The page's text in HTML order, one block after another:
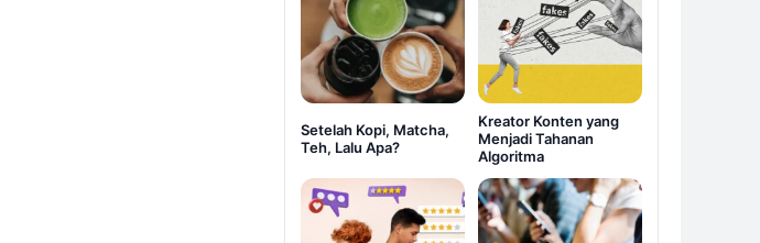
Setelah Kopi, Matcha,
Teh, Lalu Apa?
Kreator Konten yang
Menjadi Tahanan
Algoritma